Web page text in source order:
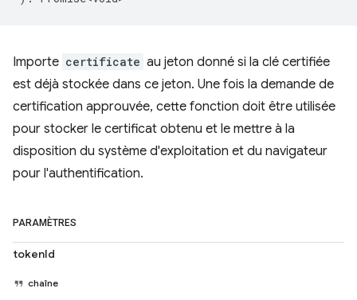
Importe certificate au jeton donné si la clé certifiée
est déjà stockée dans ce jeton. Une fois la demande de
certification approuvée, cette fonction doit être utilisée
pour stocker le certificat obtenu et le mettre à la
disposition du système d'exploitation et du navigateur
pour l'authentification.
PARAMÈTRES
tokenId
chaîne